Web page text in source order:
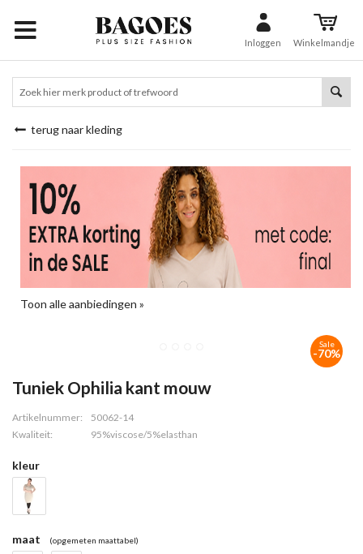
Inloggen Winkelmandje
terug naar kleding
Toon alle aanbiedingen »
Sale
-70%
Tuniek Ophilia kant mouw
Artikelnummer:
50062-14
Kwaliteit:
95%viscose/5%elasthan
kleur
maat (opgemeten maattabel)